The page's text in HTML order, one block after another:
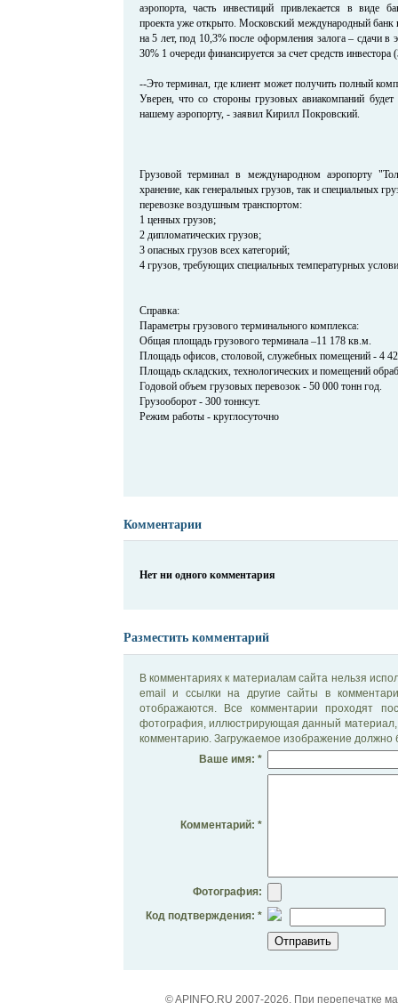
аэропорта, часть инвестиций привлекается в виде
проекта уже открыто. Московский международный
на 5 лет, под 10,3% после оформления залога – сдачи в
30% 1 очереди финансируется за счет средств
--Это терминал, где клиент может получить полный
Уверен, что со стороны грузовых авиакомпаний
нашему аэропорту, - заявил Кирилл Покровский.
Грузовой терминал в международном аэропорту
хранение, как генеральных грузов, так и специальных
перевозке воздушным транспортом:
1 ценных грузов;
2 дипломатических грузов;
3 опасных грузов всех категорий;
4 грузов, требующих специальных температурных
Справка:
Параметры грузового терминального комплекса:
Общая площадь грузового терминала –11 178 кв.м.
Площадь офисов, столовой, служебных помещений - 4
Площадь складских, технологических и помещений
Годовой объем грузовых перевозок - 50 000 тонн год.
Грузооборот - 300 тоннсут.
Режим работы - круглосуточно
Комментарии
Нет ни одного комментария
Разместить комментарий
В комментариях к материалам сайта нельзя
email и ссылки на другие сайты в
отображаются. Все комментарии проходят
фотография, иллюстрирующая данный материал,
комментарию. Загружаемое изображение должно
Ваше имя: *
Комментарий: *
Фотография:
Код подтверждения: *
© APINFO.RU 2007-2026. При перепечатке